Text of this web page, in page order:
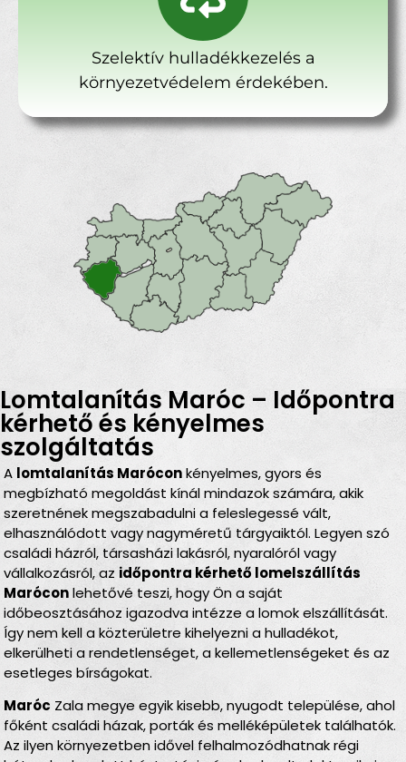
Szelektív hulladékkezelés a
környezetvédelem érdekében.
Lomtalanítás Maróc – Időpontra
kérhető és kényelmes
szolgáltatás
A lomtalanítás Maróconkényelmes, gyors és
megbízható megoldást kínál mindazok számára, akik
szeretnének megszabadulni a feleslegessé vált,
elhasználódott vagy nagyméretű tárgyaiktól. Legyen szó
családi házról, társasházi lakásról, nyaralóról vagy
vállalkozásról, az időpontra kérhető lomelszállítás
Maróconlehetővé teszi, hogy Ön a saját
időbeosztásához igazodva intézze a lomok elszállítását.
Így nem kell a közterületre kihelyezni a hulladékot,
elkerülheti a rendetlenséget, a kellemetlenségeket és az
esetleges bírságokat.
Maróc Zala megye egyik kisebb, nyugodt települése, ahol
főként családi házak, porták és melléképületek találhatók.
Az ilyen környezetben idővel felhalmozódhatnak régi